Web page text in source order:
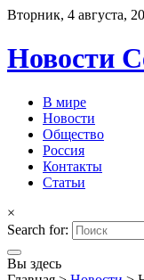
Вторник, 4 августа,
Новости
В мире
Новости
Общество
Россия
Контакты
Статьи
×
Search for:
Вы здесь